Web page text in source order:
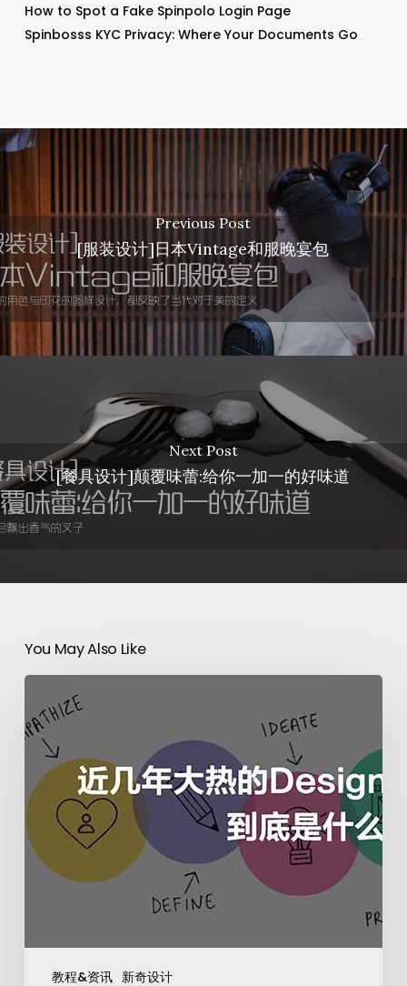
How to Spot a Fake Spinpolo Login Page
Spinbosss KYC Privacy: Where Your Documents Go
Previous Post
[服装设计]日本Vintage和服晚宴包
Next Post
[餐具设计]颠覆味蕾:给你一加一的好味道
You May Also Like
教程&资讯 新奇设计